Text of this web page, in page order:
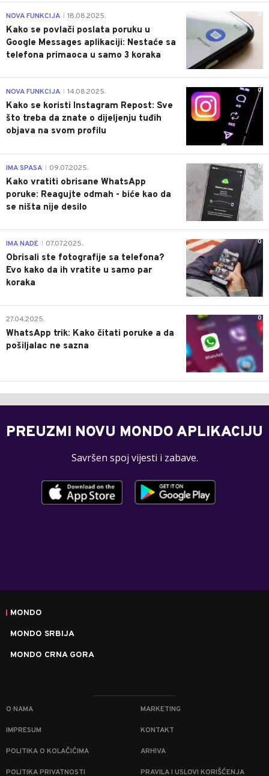
0
NOVA FUNKCIJA 18.08.2025.
Kako se povlači poslata poruku u
Google Messages aplikaciji: Nestaće sa
telefona primaoca u samo 3 koraka
0
NOVA FUNKCIJA 14.08.2025.
Kako se koristi Instagram Repost: Sve
što treba da znate o dijeljenju tuđih
objava na svom profilu
0
IMA SPASA 09.07.2025.
Kako vratiti obrisane WhatsApp
poruke: Reagujte odmah - biće kao da
se ništa nije desilo
0
IMA NADE 07.07.2025.
Obrisali ste fotografije sa telefona?
Evo kako da ih vratite u samo par
koraka
0
27.04.2025.
WhatsApp trik: Kako čitati poruke a da
pošiljalac ne sazna
PREUZMI NOVU MONDO APLIKACIJU
Savršen spoj vijesti i zabave.
MONDO
MONDO SRBIJA
MONDO CRNA GORA
O NAMA MARKETING
IMPRESUM KONTAKT
POLITIKA O KOLAČIĆIMA ARHIVA
POLITIKA PRIVATNOSTI PRAVILA I USLOVI KORIŠĆENJA